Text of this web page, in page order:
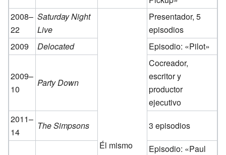
2008–
22
Saturday Night
Live
Él mismo
Presentador, 5
episodios
2009
Delocated Episodio: «Pilot»
2009–
10
Party Down
Cocreador,
escritor y
productor
ejecutivo
2011–
14
The Simpsons 3 episodios
Episodio: «Paul